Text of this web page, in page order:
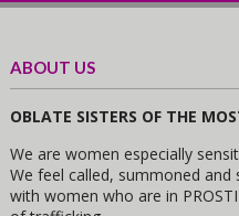
ABOUT US
OBLATE SISTERS OF THE
We are women especially
We feel called, summoned and
with women who are in